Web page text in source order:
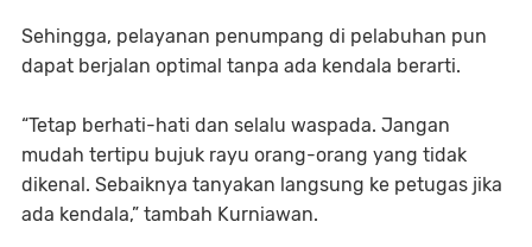
Sehingga, pelayanan penumpang di pelabuhan pun
dapat berjalan optimal tanpa ada kendala berarti.
“Tetap berhati-hati dan selalu waspada. Jangan
mudah tertipu bujuk rayu orang-orang yang tidak
dikenal. Sebaiknya tanyakan langsung ke petugas jika
ada kendala,” tambah Kurniawan.